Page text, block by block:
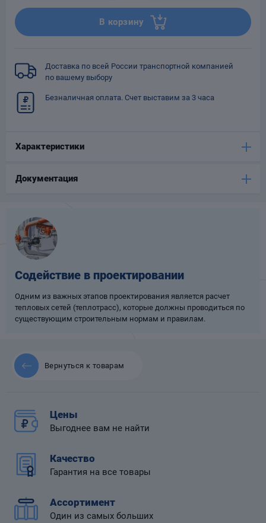
В корзину
Доставка по всей России транспортной компанией
по вашему выбору
Безналичная оплата. Счет выставим за 3 часа
Характеристики
Документация
Содействие в проектировании
Одним из важных этапов проектирования является расчет
тепловых сетей (теплотрасс), которые должны проводиться по
существующим строительным нормам и правилам.
Вернуться к товарам
Цены
Выгоднее вам не найти
Качество
Гарантия на все товары
Ассортимент
Один из самых больших
Фильтры для
Компенсаторы